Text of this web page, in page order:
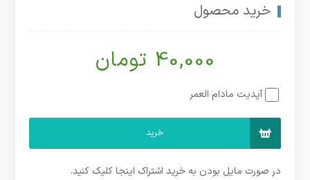
خرید محصول
40,000 تومان
آپدیت مادام العمر
خرید
در صورت مایل بودن به خرید اشتراک اینجا کلیک کنید.